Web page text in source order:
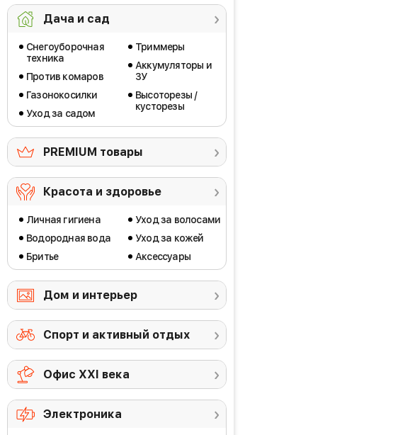
Дача и сад
Снегоуборочная
техника
Против комаров
Газонокосилки
Уход за садом
Триммеры
Аккумуляторы и
ЗУ
Высоторезы /
кусторезы
PREMIUM товары
Красота и здоровье
Личная гигиена
Водородная вода
Бритье
Уход за волосами
Уход за кожей
Аксессуары
Дом и интерьер
Спорт и активный отдых
Офис ХХI века
Электроника